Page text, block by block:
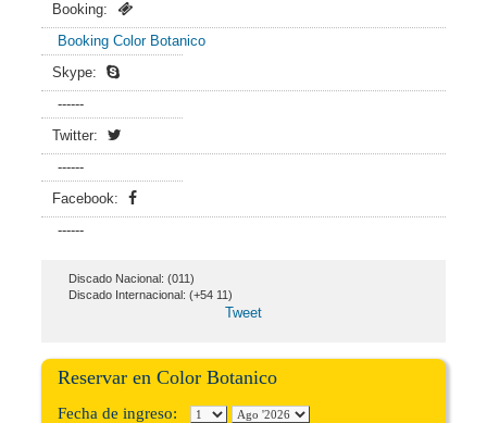
Booking:
Booking Color Botanico
Skype:
------
Twitter:
------
Facebook:
------
Discado Nacional: (011)
Discado Internacional: (+54 11)
Tweet
Reservar en Color Botanico
Fecha de ingreso: